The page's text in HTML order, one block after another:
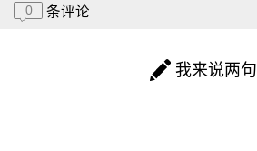
0 条评论
我来说两句